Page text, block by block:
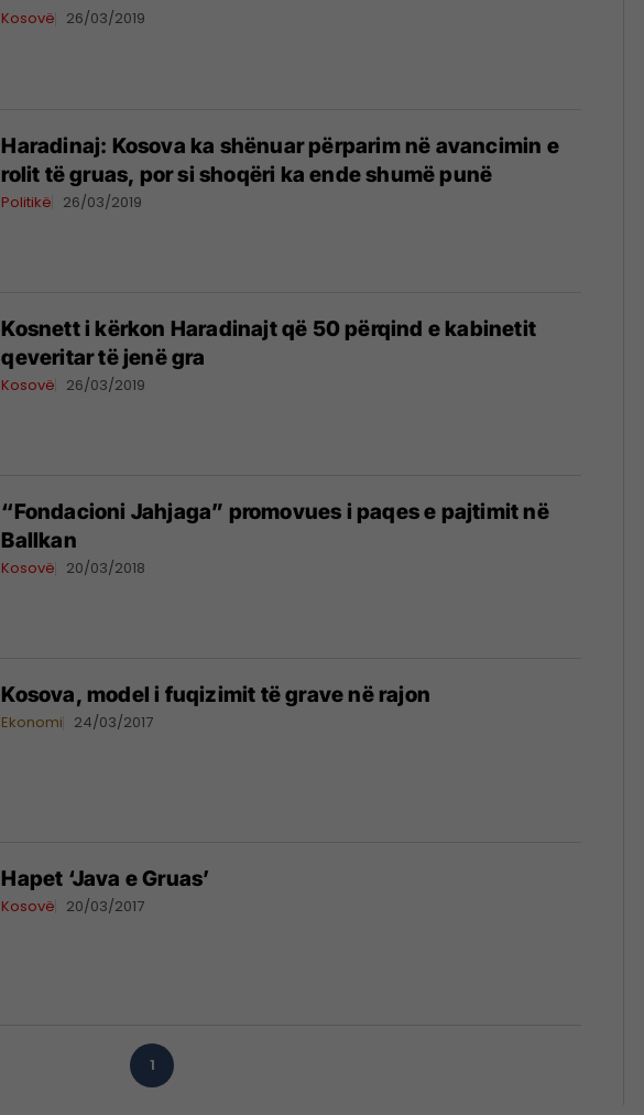
Kosovë 26/03/2019
Haradinaj: Kosova ka shënuar përparim në avancimin e
rolit të gruas, por si shoqëri ka ende shumë punë
Politikë 26/03/2019
Kosnett i kërkon Haradinajt që 50 përqind e kabinetit
qeveritar të jenë gra
Kosovë 26/03/2019
“Fondacioni Jahjaga” promovues i paqes e pajtimit në
Ballkan
Kosovë 20/03/2018
Kosova, model i fuqizimit të grave në rajon
Ekonomi 24/03/2017
Hapet ‘Java e Gruas’
Kosovë 20/03/2017
1